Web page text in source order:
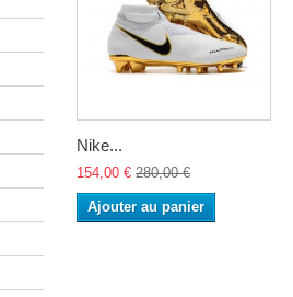
Nike...
154,00 € 280,00 €
Ajouter au panier